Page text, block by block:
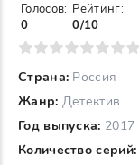
Страна: Россия
Жанр: Детектив
Год выпуска: 2017
Количество серий:
Голосов:
0
Рейтинг:
0/10
7 8 9 10